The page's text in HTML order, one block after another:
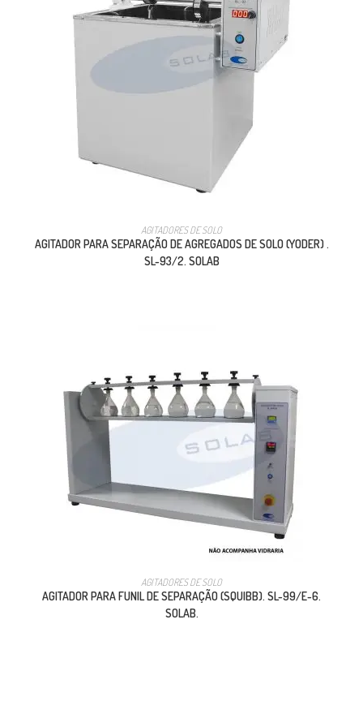
AGITADORES DE SOLO
AGITADOR PARA SEPARAÇÃO DE AGREGADOS DE SOLO (YODER) .
SL-93/2. SOLAB
AGITADORES DE SOLO
AGITADOR PARA FUNIL DE SEPARAÇÃO (SQUIBB). SL-99/E-6.
SOLAB.